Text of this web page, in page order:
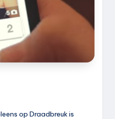
op Draadbreuk is